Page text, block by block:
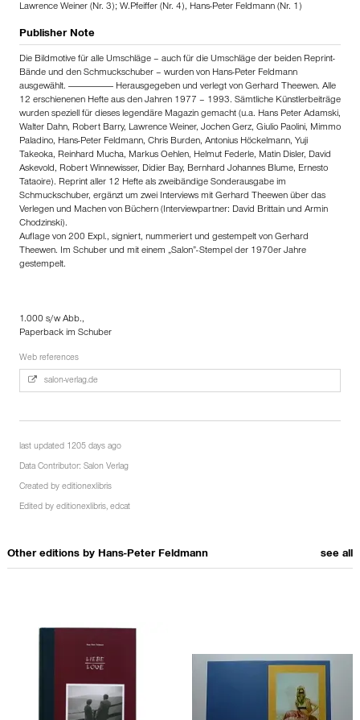
Lawrence Weiner (Nr. 3); W.Pfeiffer (Nr. 4), Hans-Peter Feldmann (Nr. 1)
Publisher Note
Die Bildmotive für alle Umschläge – auch für die Umschläge der beiden Reprint-
Bände und den Schmuckschuber – wurden von Hans-Peter Feldmann
ausgewählt. ——————— Herausgegeben und verlegt von Gerhard Theewen. Alle
12 erschienenen Hefte aus den Jahren 1977 – 1993. Sämtliche Künstlerbeiträge
wurden speziell für dieses legendäre Magazin gemacht (u.a. Hans Peter Adamski,
Walter Dahn, Robert Barry, Lawrence Weiner, Jochen Gerz, Giulio Paolini, Mimmo
Paladino, Hans-Peter Feldmann, Chris Burden, Antonius Höckelmann, Yuji
Takeoka, Reinhard Mucha, Markus Oehlen, Helmut Federle, Matin Disler, David
Askevold, Robert Winnewisser, Didier Bay, Bernhard Johannes Blume, Ernesto
Tataoire). Reprint aller 12 Hefte als zweibändige Sonderausgabe im
Schmuckschuber, ergänzt um zwei Interviews mit Gerhard Theewen über das
Verlegen und Machen von Büchern (Interviewpartner: David Brittain und Armin
Chodzinski).
Auflage von 200 Expl., signiert, nummeriert und gestempelt von Gerhard
Theewen. Im Schuber und mit einem „Salon”-Stempel der 1970er Jahre
gestempelt.
1.000 s/w Abb.,
Paperback im Schuber
Web references
salon-verlag.de
last updated 1205 days ago
Data Contributor: Salon Verlag
Created by editionexlibris
Edited by editionexlibris, edcat
Other editions by Hans-Peter Feldmann see all